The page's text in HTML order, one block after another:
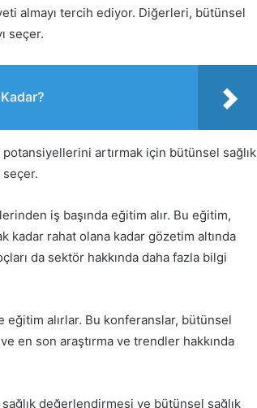
almayı tercih ediyor. Diğerleri, bütünsel
seçer.
artırmak için bütünsel sağlık
seçer.
iş başında eğitim alır. Bu eğitim,
kadar rahat olana kadar gözetim altında
da sektör hakkında daha fazla bilgi
eğitim alırlar. Bu konferanslar, bütünsel
en son araştırma ve trendler hakkında
değerlendirmesi ve bütünsel sağlık